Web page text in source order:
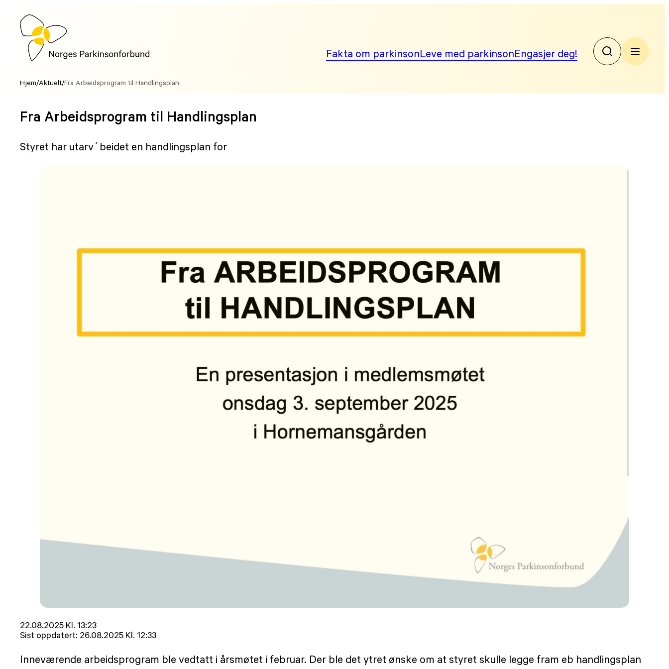
innhold
Fakta om parkinsonLeve med parkinsonEngasjer deg!
Hjem/Aktuelt/Fra Arbeidsprogram til Handlingsplan
Fra Arbeidsprogram til Handlingsplan
Styret har utarv´beidet en handlingsplan for
Lagt
ut
22.08.2025 Kl. 13:23
Sist oppdatert: 26.08.2025 Kl. 12:33
Inneværende arbeidsprogram ble vedtatt i årsmøtet i februar. Der ble det ytret ønske om at styret skulle legge fram eb handlingsplan